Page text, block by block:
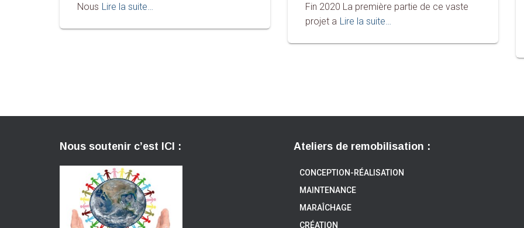
Nous Lire la suite…
Fin 2020 La première partie de ce vaste
projet a Lire la suite…
Nous soutenir c’est ICI : Ateliers de remobilisation :
CONCEPTION-RÉALISATION
MAINTENANCE
MARAÎCHAGE
CRÉATION